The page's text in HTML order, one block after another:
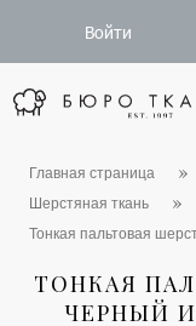
Войти
Главная страница
Шерстяная ткань
Тонкая пальтовая
ТОНКАЯ
ЧЕРНЫЙ И